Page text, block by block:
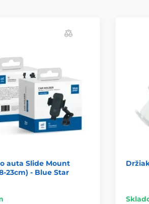
auta Slide Mount
23cm) - Blue Star